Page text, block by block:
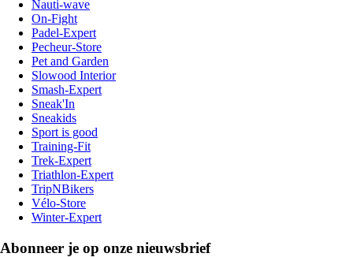
Nauti-wave
On-Fight
Padel-Expert
Pecheur-Store
Pet and Garden
Slowood Interior
Smash-Expert
Sneak'In
Sneakids
Sport is good
Training-Fit
Trek-Expert
Triathlon-Expert
TripNBikers
Vélo-Store
Winter-Expert
Abonneer je op onze nieuwsbrief